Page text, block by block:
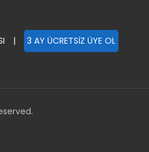
| 3 AY ÜCRETSİZ ÜYE OL